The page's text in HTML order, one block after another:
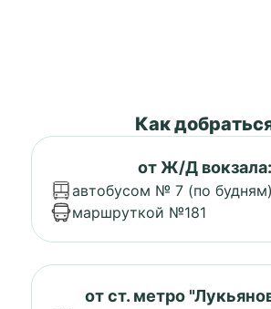
Как
от Ж/Д вокзала:
автобусом № 7 (по будням)
маршруткой №181
от ст. метро